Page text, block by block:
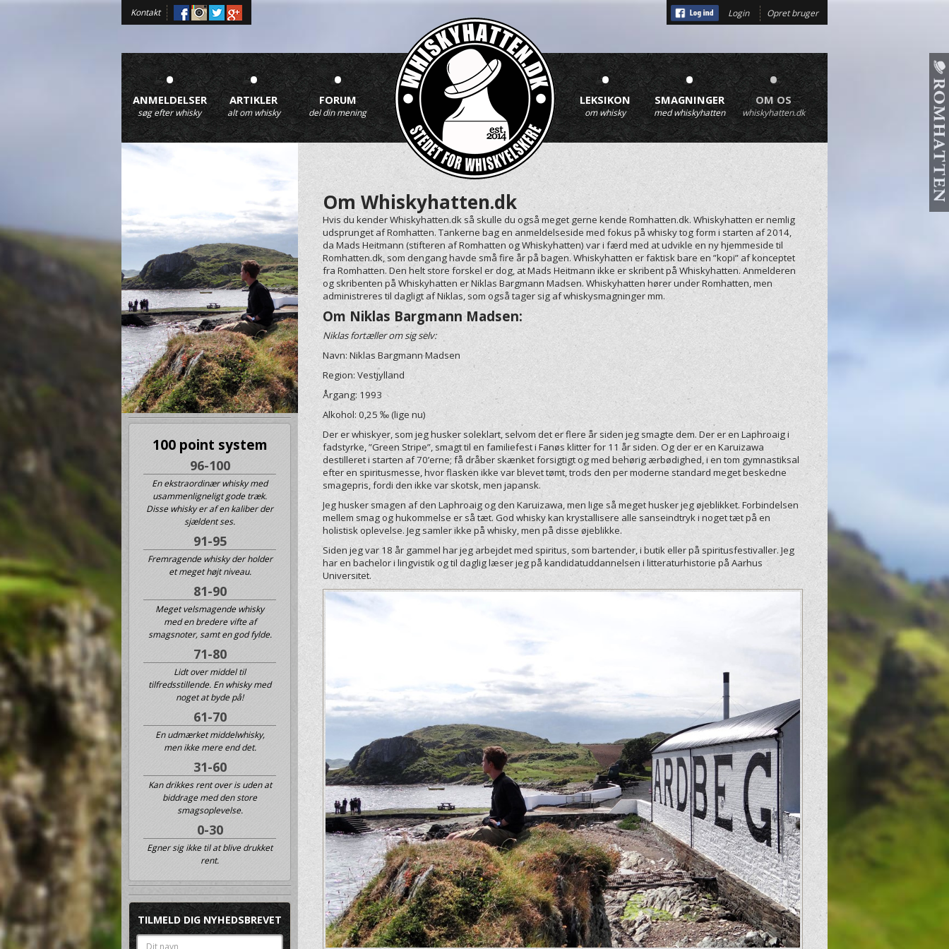
Kontakt Login Opret bruger
•
ANMELDELSER
søg efter whisky
•
ARTIKLER
alt om whisky
•
FORUM
del din mening
•
LEKSIKON
om whisky
•
SMAGNINGER
med whiskyhatten
•
OM OS
whiskyhatten.dk
100 point system
96-100
En ekstraordinær whisky med
usammenligneligt gode træk.
Disse whisky er af en kaliber der
sjældent ses.
91-95
Fremragende whisky der holder
et meget højt niveau.
81-90
Meget velsmagende whisky
med en bredere vifte af
smagsnoter, samt en god fylde.
71-80
Lidt over middel til
tilfredsstillende. En whisky med
noget at byde på!
61-70
En udmærket middelwhisky,
men ikke mere end det.
31-60
Kan drikkes rent over is uden at
biddrage med den store
smagsoplevelse.
0-30
Egner sig ikke til at blive drukket
rent.
TILMELD DIG NYHEDSBREVET
Om Whiskyhatten.dk
Hvis du kender Whiskyhatten.dk så skulle du også meget gerne kende Romhatten.dk. Whiskyhatten er nemlig
udsprunget af Romhatten. Tankerne bag en anmeldelseside med fokus på whisky tog form i starten af 2014,
da Mads Heitmann (stifteren af Romhatten og Whiskyhatten) var i færd med at udvikle en ny hjemmeside til
Romhatten.dk, som dengang havde små fire år på bagen. Whiskyhatten er faktisk bare en ”kopi” af konceptet
fra Romhatten. Den helt store forskel er dog, at Mads Heitmann ikke er skribent på Whiskyhatten. Anmelderen
og skribenten på Whiskyhatten er Niklas Bargmann Madsen. Whiskyhatten hører under Romhatten, men
administreres til dagligt af Niklas, som også tager sig af whiskysmagninger mm.
Om Niklas Bargmann Madsen:
Niklas fortæller om sig selv:
Navn: Niklas Bargmann Madsen
Region: Vestjylland
Årgang: 1993
Alkohol: 0,25 ‰ (lige nu)
Der er whiskyer, som jeg husker soleklart, selvom det er flere år siden jeg smagte dem. Der er en Laphroaig i
fadstyrke, ”Green Stripe”, smagt til en familiefest i Fanøs klitter for 11 år siden. Og der er en Karuizawa
destilleret i starten af 70’erne; få dråber skænket forsigtigt og med behørig ærbødighed, i en tom gymnastiksal
efter en spiritusmesse, hvor flasken ikke var blevet tømt, trods den per moderne standard meget beskedne
smagepris, fordi den ikke var skotsk, men japansk.
Jeg husker smagen af den Laphroaig og den Karuizawa, men lige så meget husker jeg øjeblikket. Forbindelsen
mellem smag og hukommelse er så tæt. God whisky kan krystallisere alle sanseindtryk i noget tæt på en
holistisk oplevelse. Jeg samler ikke på whisky, men på disse øjeblikke.
Siden jeg var 18 år gammel har jeg arbejdet med spiritus, som bartender, i butik eller på spiritusfestivaller. Jeg
har en bachelor i lingvistik og til daglig læser jeg på kandidatuddannelsen i litteraturhistorie på Aarhus
Universitet.